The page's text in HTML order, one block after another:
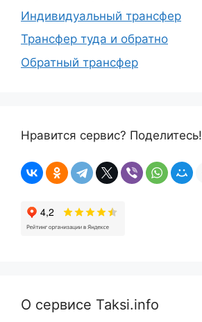
Индивидуальный трансфер
Трансфер туда и обратно
Обратный трансфер
Нравится сервис? Поделитесь!
О сервисе Taksi.info